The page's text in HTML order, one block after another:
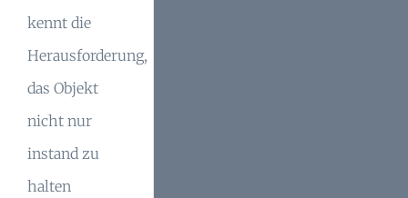
kennt die
Herausforderung,
das Objekt
nicht nur
instand zu
halten